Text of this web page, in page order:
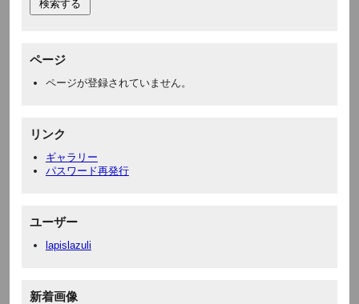
ページ
ページが登録されていません。
リンク
ギャラリー
パスワード再発行
ユーザー
lapislazuli
新着画像